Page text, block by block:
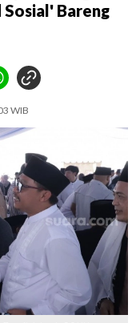
Sosial' Bareng
WIB